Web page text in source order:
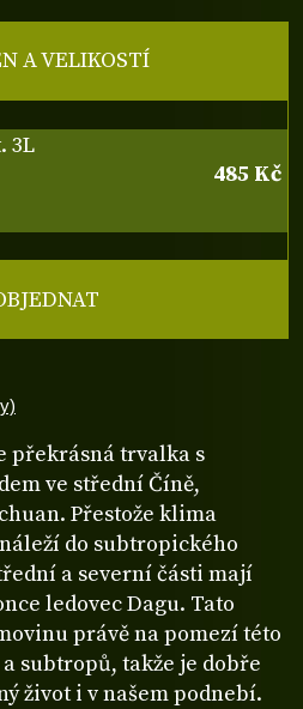
překrásná trvalka s
ve střední Číně,
Přestože klima
do subtropického
a severní části mají
ledovec Dagu. Tato
právě na pomezí této
subtropů, takže je dobře
život i v našem podnebí.
A VELIKOSTÍ
3L
485 Kč